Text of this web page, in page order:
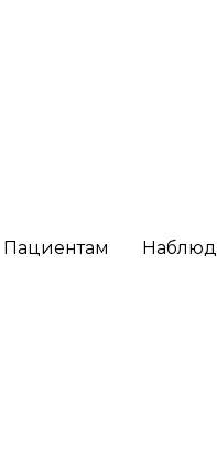
Пациентам